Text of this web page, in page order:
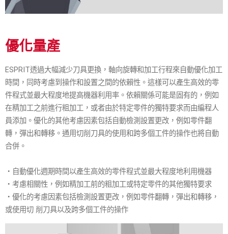
優化量產
ESPRIT透過大幅減少刀具更換，軸向旋轉和加工行程來自動優化加工
時間，同時考慮到操作和設置之間的依賴性。這樣可以產生高效的零
件程式並最大程度地提高機器利用率。依賴關係可能是固有的，例如
在精加工之前進行粗加工，或者由於特定零件的獨特要求而由編程人
員添加。優化的其他考慮因素包括自動檢測設置更改，例如零件翻
轉，彈出和轉移。通用切削刀具的使用和跨多個工件的操作也將自動
合併。
・自動優化週期時間以產生高效的零件程式並最大程度地利用機器
・考慮相關性，例如精加工前的粗加工或特定零件的其他獨特要求
・優化的考慮因素包括檢測設置更改，例如零件翻轉，彈出和轉移，
或使用切 削刀具以及跨多個工件的操作